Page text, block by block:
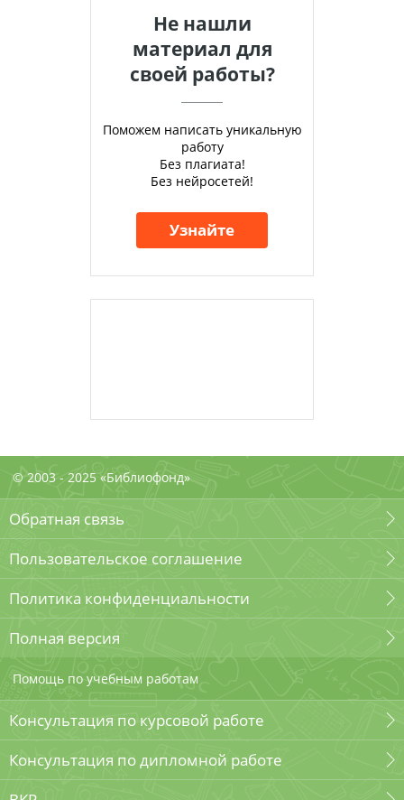
Не нашли
материал для
своей работы?
Поможем написать уникальную
работу
Без плагиата!
Без нейросетей!
Узнайте
© 2003 - 2025 «Библиофонд»
Обратная связь
Пользовательское соглашение
Политика конфиденциальности
Полная версия
Помощь по учебным работам
Консультация по курсовой работе
Консультация по дипломной работе